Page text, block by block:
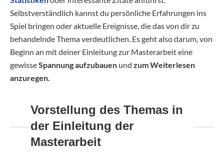
Selbstverständlich kannst du persönliche Erfahrungen ins
Spiel bringen oder aktuelle Ereignisse, die das von dir zu
behandelnde Thema verdeutlichen. Es geht also darum, von
Beginn an mit deiner Einleitung zur Masterarbeit eine
gewisseSpannung aufzubauen und zum Weiterlesen
anzuregen.
Vorstellung des Themas in
der Einleitung der
Masterarbeit